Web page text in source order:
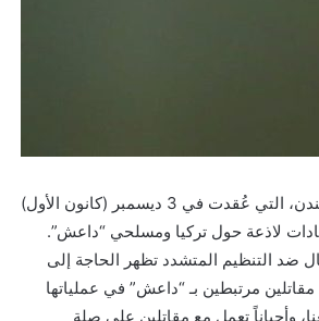
في اليوم الأول من قمة قادة حلف شمال الأطلسي (الناتو) في العاصمة البريطانية لندن، التي عُقدت في 3 ديسمبر (كانون الأول)
لاذعة حول تركيا ومسلحي “داعش”.
ضد التنظيم المتشدد تظهر الحاجة إلى
مرتبطين بـ “داعش” في عملياتها
وأحياناً تعمل مع مقاتلين على صلة